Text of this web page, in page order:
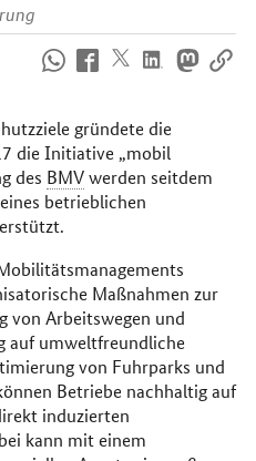
gründete die
die Initiative „mobil
des BMVwerden seitdem
betrieblichen
Maßnahmen zur
von Arbeitswegen und
auf umweltfreundliche
von Fuhrparks und
Betriebe nachhaltig auf
induzierten
kann mit einem